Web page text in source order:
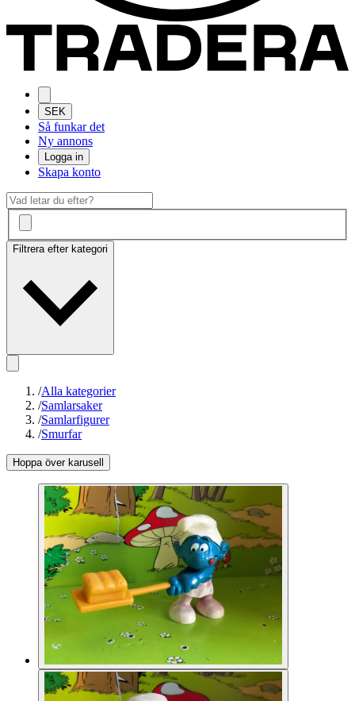
SEK
Så funkar det
Ny annons
Logga in
Skapa konto
Filtrera efter kategori
/Alla kategorier
/Samlarsaker
/Samlarfigurer
/Smurfar
Hoppa över karusell